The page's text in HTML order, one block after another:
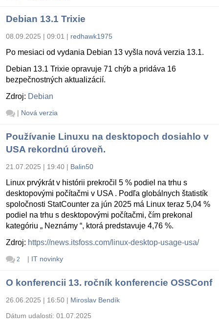
Debian 13.1 Trixie
08.09.2025 | 09:01 | redhawk1975
Po mesiaci od vydania Debian 13 vyšla nová verzia 13.1.
Debian 13.1 Trixie opravuje 71 chýb a pridáva 16
bezpečnostných aktualizácií.
Zdroj: Debian
| Nová verzia
Používanie Linuxu na desktopoch dosiahlo v
USA rekordnú úroveň.
21.07.2025 | 19:40 | Balin50
Linux prvýkrát v histórii prekročil 5 % podiel na trhu s
desktopovými počítačmi v USA . Podľa globálnych štatistík
spoločnosti StatCounter za jún 2025 má Linux teraz 5,04 %
podiel na trhu s desktopovými počítačmi, čím prekonal
kategóriu „ Neznámy “, ktorá predstavuje 4,76 %.
Zdroj: https://news.itsfoss.com/linux-desktop-usage-usa/
2 | IT novinky
O konferencii 13. ročník konferencie OSSConf
26.06.2025 | 16:50 | Miroslav Bendík
Dátum udalosti: 01.07.2025